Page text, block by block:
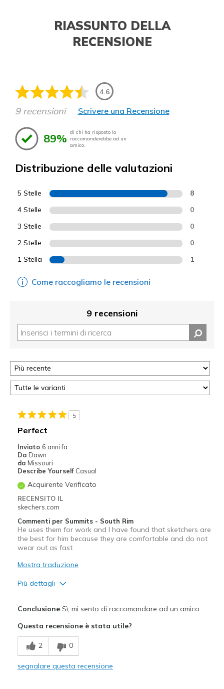
RIASSUNTO DELLA
RECENSIONE
4.6
9 recensioni Scrivere una Recensione
89% di chi ha risposto lo
raccomanderebbe ad un
amico.
Distribuzione delle valutazioni
5 Stelle 8
4 Stelle 0
3 Stelle 0
2 Stelle 0
1 Stella 1
Come raccogliamo le recensioni
9 recensioni
5
Perfect
Inviato 6 anni fa
Da Dawn
da Missouri
Describe Yourself Casual
Acquirente Verificato
RECENSITO IL
skechers.com
Commenti per Summits - South Rim
He uses them for work and I have found that sketchers are
the best for him because they are comfortable and do not
wear out as fast
Mostra traduzione
Più dettagli
Migliori Utilizzi:
Casual Wear
ConclusioneSì, mi sento di raccomandare ad un amico
Questa recensione è stata utile?
2 0
segnalare questa recensione